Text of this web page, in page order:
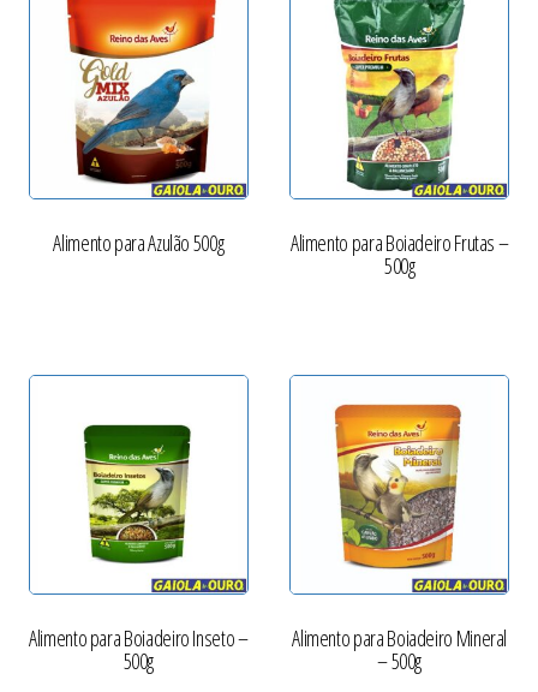
Alimento para Azulão 500g Alimento para Boiadeiro Frutas –
500g
Alimento para Boiadeiro Inseto –
500g
Alimento para Boiadeiro Mineral
– 500g